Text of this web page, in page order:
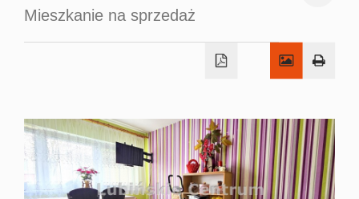
O firmie
Oferta
Kredyty
Mieszkanie na sprzedaż